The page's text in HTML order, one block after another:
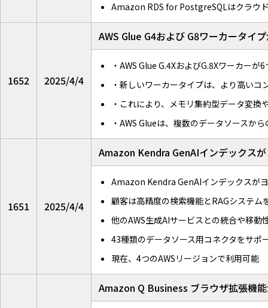
Amazon RDS for PostgreSQLはクラウ
1652 2025/4/4
AWS Glue G4および G8ワーカータイ
・AWS Glue G.4XおよびG.8Xワーカー
・新しいワーカータイプは、より高い
・これにより、メモリ集約型データ変
・AWS Glueは、複数のデータソースか
1651 2025/4/4
Amazon Kendra GenAIインデックス
Amazon Kendra GenAIインデックスが
顧客は高精度の検索機能とRAGシステム
他のAWS生成AIサービスとの統合や移動
43種類のデータソース用コネクタをサポ
現在、4つのAWSリージョンで利用可能
Amazon Q Business ブラウザ拡張機